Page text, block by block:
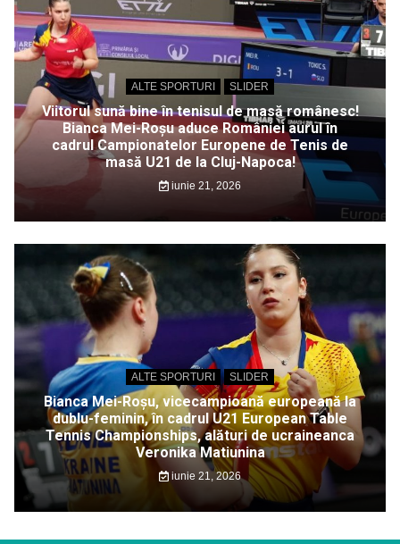
ALTE SPORTURI SLIDER
Viitorul sună bine în tenisul de masă românesc!
Bianca Mei-Roșu aduce României aurul în
cadrul Campionatelor Europene de Tenis de
masă U21 de la Cluj-Napoca!
iunie 21, 2026
ALTE SPORTURI SLIDER
Bianca Mei-Roșu, vicecampioană europeană la
dublu-feminin, în cadrul U21 European Table
Tennis Championships, alături de ucraineanca
Veronika Matiunina
iunie 21, 2026